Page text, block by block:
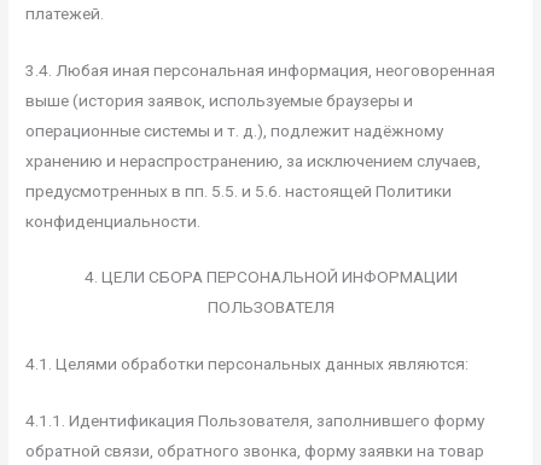
платежей.
3.4. Любая иная персональная информация, неоговоренная
выше (история заявок, используемые браузеры и
операционные системы и т. д.), подлежит надёжному
хранению и нераспространению, за исключением случаев,
предусмотренных в пп. 5.5. и 5.6. настоящей Политики
конфиденциальности.
4. ЦЕЛИ СБОРА ПЕРСОНАЛЬНОЙ ИНФОРМАЦИИ
ПОЛЬЗОВАТЕЛЯ
4.1. Целями обработки персональных данных являются:
4.1.1. Идентификация Пользователя, заполнившего форму
обратной связи, обратного звонка, форму заявки на товар